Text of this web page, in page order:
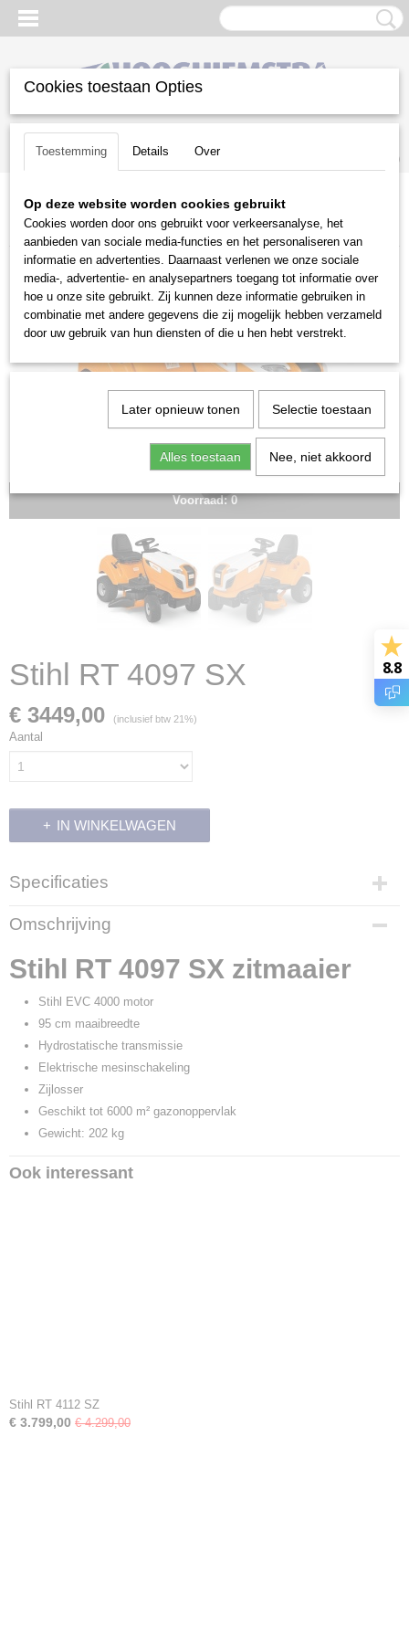
Inloggen Registreren
(0)
Home >Gazononderhoud>Zitmaaiers>Zijuitwerp
RT 4097 SX
Voorraad: 0
Stihl RT 4097 SX
€ 3449,00 (inclusief btw 21%)
Aantal
IN WINKELWAGEN
Specificaties
Productcode
700340
EAN code
886661779116
Productcode leverancier
Omschrijving
Stihl RT 4097 SX zitmaaier
Stihl EVC 4000 motor
95 cm maaibreedte
Hydrostatische transmissie
Elektrische mesinschakeling
Zijlosser
Geschikt tot 6000 m² gazonoppervlak
Gewicht: 202 kg
Ook interessant
Stihl RT 4112 SZ
€ 3.799,00 € 4.299,00
8.8
Cookies toestaan Opties
Toestemming Details Over
Op deze website worden cookies gebruikt
Cookies worden door ons gebruikt voor verkeersanalyse, het
aanbieden van sociale media-functies en het personaliseren van
informatie en advertenties. Daarnaast verlenen we onze sociale
media-, advertentie- en analysepartners toegang tot informatie over
hoe u onze site gebruikt. Zij kunnen deze informatie gebruiken in
combinatie met andere gegevens die zij mogelijk hebben verzameld
door uw gebruik van hun diensten of die u hen hebt verstrekt.
Later opnieuw tonen Selectie toestaan
Alles toestaan Nee, niet akkoord